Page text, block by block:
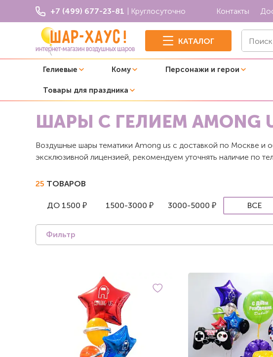
+7 (499) 677-23-81 | Круглосуточно Контакты
КАТАЛОГ
Гелиевые Кому Персонажи и герои
Товары для праздника
Шары с персонажами и героями
ШАРЫ С ГЕЛИЕМ AMONG
Воздушные шары тематики Among us с доставкой по Москве и
эксклюзивной лицензией, рекомендуем уточнять наличие по
25 ТОВАРОВ
ДО 1500 ₽ 1500-3000 ₽ 3000-5000 ₽ ВСЕ
Фильтр